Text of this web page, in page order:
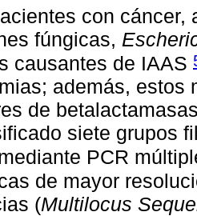
con cáncer,
fúngicas,
causantes de IAAS
además, estos
de
siete grupos
PCR
de mayor
(Multilocus